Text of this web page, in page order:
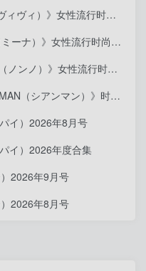
流行时尚杂志 PDF电子版【2026年·全年订阅】
流行时尚杂志 PDF电子版【2026年·全年订阅】
行时尚资讯杂志 PDF电子版【2026年·全年订阅】
时髦发妆服饰流行杂志 PDF电子版【2026年·全年订阅】
イ）2026年8月号
イ）2026年度合集
2026年9月号
2026年8月号